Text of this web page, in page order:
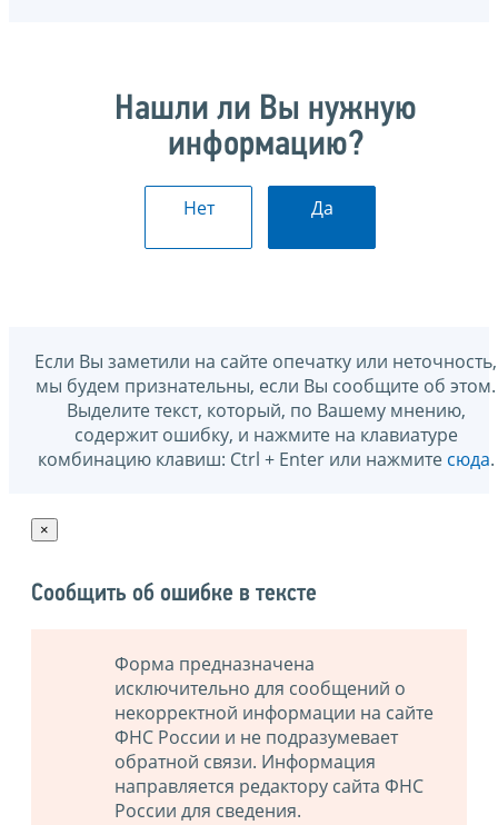
Нашли ли Вы нужную
информацию?
Нет Да
Если Вы заметили на сайте опечатку или неточность,
мы будем признательны, если Вы сообщите об этом.
Выделите текст, который, по Вашему мнению,
содержит ошибку, и нажмите на клавиатуре
комбинацию клавиш: Ctrl + Enter или нажмите сюда.
×
Сообщить об ошибке в тексте
Форма предназначена
исключительно для сообщений о
некорректной информации на сайте
ФНС России и не подразумевает
обратной связи. Информация
направляется редактору сайта ФНС
России для сведения.